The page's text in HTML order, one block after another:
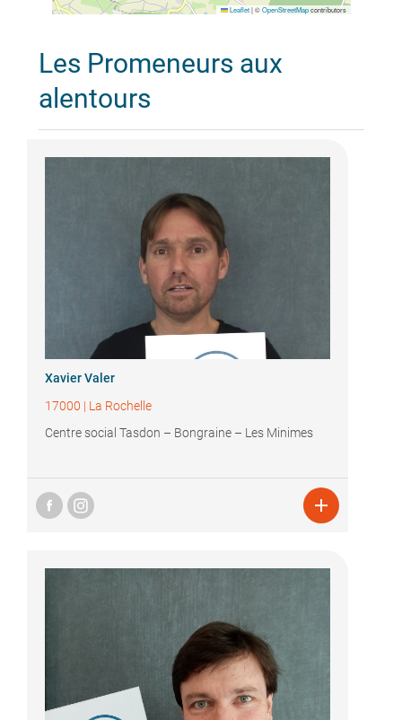
Leaflet |©OpenStreetMapcontributors
Les Promeneurs aux
alentours
Xavier Valer
17000 | La Rochelle
Centre social Tasdon – Bongraine – Les Minimes
